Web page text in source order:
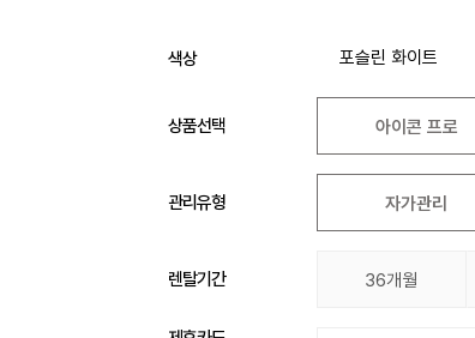
색상 포슬린 화이트
상품선택 아이콘 프로
관리유형 자가관리
렌탈기간 36개월